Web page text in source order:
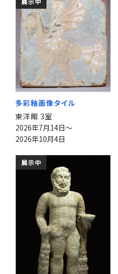
多彩釉画像タイル
東洋館 3室
2026年7月14日～
2026年10月4日
展示中